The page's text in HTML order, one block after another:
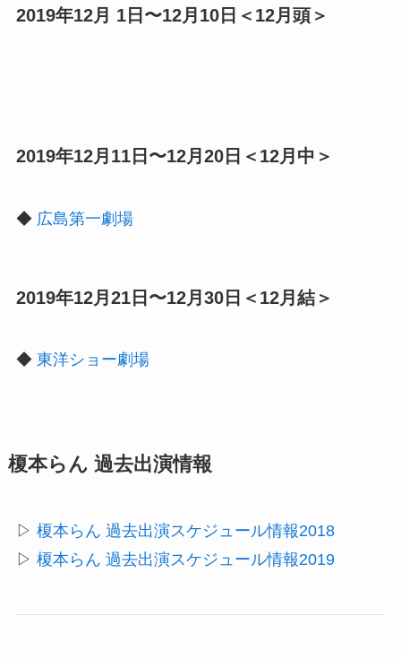
2019年12月 1日〜12月10日＜12月頭＞
2019年12月11日〜12月20日＜12月中＞
◆ 広島第一劇場
2019年12月21日〜12月30日＜12月結＞
◆ 東洋ショー劇場
榎本らん 過去出演情報
▷ 榎本らん 過去出演スケジュール情報2018
▷ 榎本らん 過去出演スケジュール情報2019